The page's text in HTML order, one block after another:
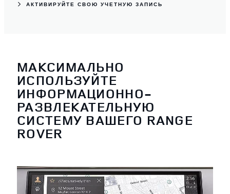
АКТИВИРУЙТЕ СВОЮ УЧЕТНУЮ ЗАПИСЬ
МАКСИМАЛЬНО
ИСПОЛЬЗУЙТЕ
ИНФОРМАЦИОННО-
РАЗВЛЕКАТЕЛЬНУЮ
СИСТЕМУ ВАШЕГО RANGE
ROVER